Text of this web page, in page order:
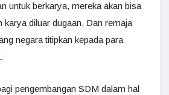
untuk berkarya, mereka akan bisa
karya diluar dugaan. Dan remaja
negara titipkan kepada para
pengembangan SDM dalam hal